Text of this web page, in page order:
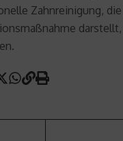
Zahnreinigung,